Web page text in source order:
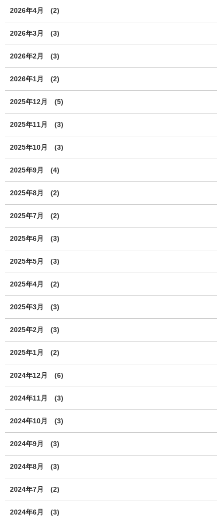
2026年4月 (2)
2026年3月 (3)
2026年2月 (3)
2026年1月 (2)
2025年12月 (5)
2025年11月 (3)
2025年10月 (3)
2025年9月 (4)
2025年8月 (2)
2025年7月 (2)
2025年6月 (3)
2025年5月 (3)
2025年4月 (2)
2025年3月 (3)
2025年2月 (3)
2025年1月 (2)
2024年12月 (6)
2024年11月 (3)
2024年10月 (3)
2024年9月 (3)
2024年8月 (3)
2024年7月 (2)
2024年6月 (3)